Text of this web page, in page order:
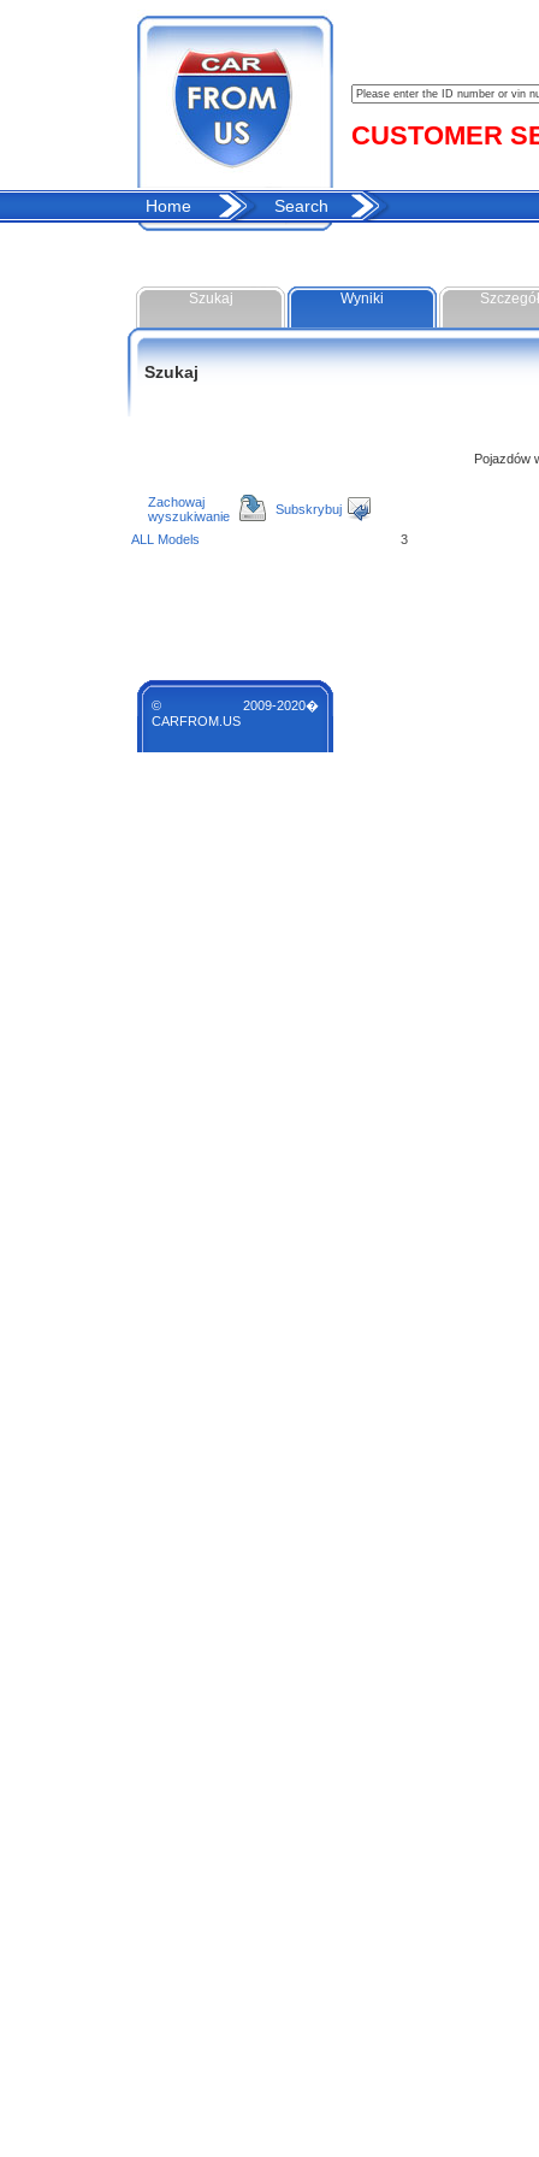
CUSTOMER
Home Search
Szukaj Wyniki
Szukaj
Pojazdów
Zachowaj
wyszukiwanie
Subskrybuj
ALL Models 3
© 2009-2020�
CARFROM.US